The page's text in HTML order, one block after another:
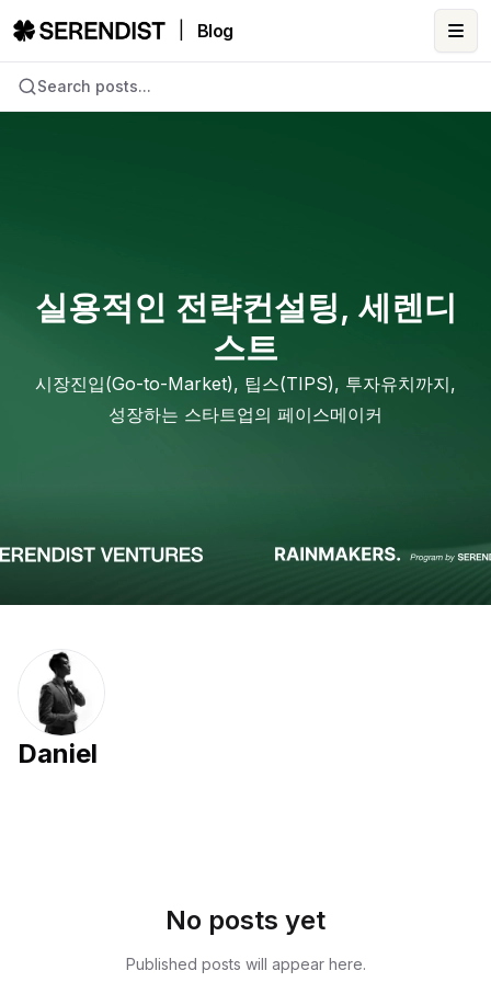
Blog
Search posts...
실용적인 전략컨설팅, 세렌디
스트
시장진입(Go-to-Market), 팁스(TIPS), 투자유치까지,
성장하는 스타트업의 페이스메이커
Daniel
No posts yet
Published posts will appear here.